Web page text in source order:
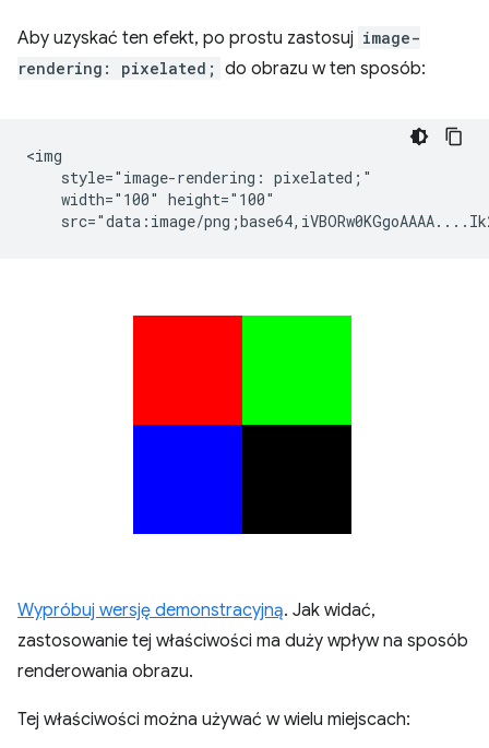
Aby uzyskać ten efekt, po prostu zastosuj image-
rendering: pixelated; do obrazu w ten sposób:
<img
    style="image-rendering: pixelated;"
    width="100" height="100"
Wypróbuj wersję demonstracyjną. Jak widać,
zastosowanie tej właściwości ma duży wpływ na sposób
renderowania obrazu.
Tej właściwości można używać w wielu miejscach: